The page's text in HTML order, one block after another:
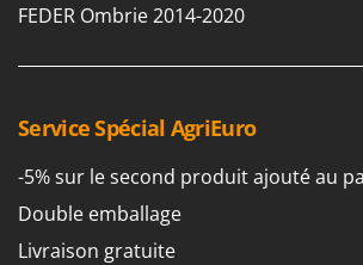
TecnoGen
Tenco
Tineco
Titania
Tornado
FEDER Ombrie 2014-2020
Service Spécial AgriEuro
-5% sur le second produit ajouté au
Double emballage
Livraison gratuite